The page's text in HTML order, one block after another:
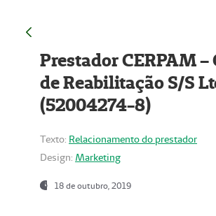
Prestador CERPAM –
de Reabilitação S/S
(52004274-8)
Texto: Relacionamento do prestador
Design: Marketing
18 de outubro, 2019